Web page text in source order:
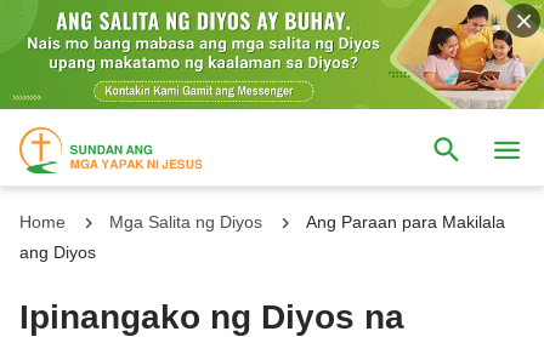
Home Mga Salita ng Diyos
Ang Paraan para Makilala
ang Diyos
Ipinangako ng Diyos na